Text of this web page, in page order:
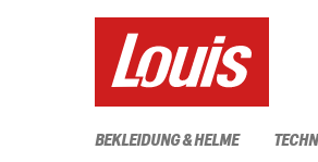
BEKLEIDUNG & HELME